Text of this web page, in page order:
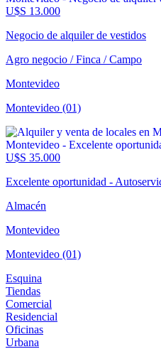
U$S 13.000
Negocio de alquiler de vestidos
Agro negocio / Finca / Campo
Montevideo
Montevideo (01)
U$S 35.000
Excelente oportunidad -
Almacén
Montevideo
Montevideo (01)
Esquina
Tiendas
Comercial
Residencial
Oficinas
Urbana